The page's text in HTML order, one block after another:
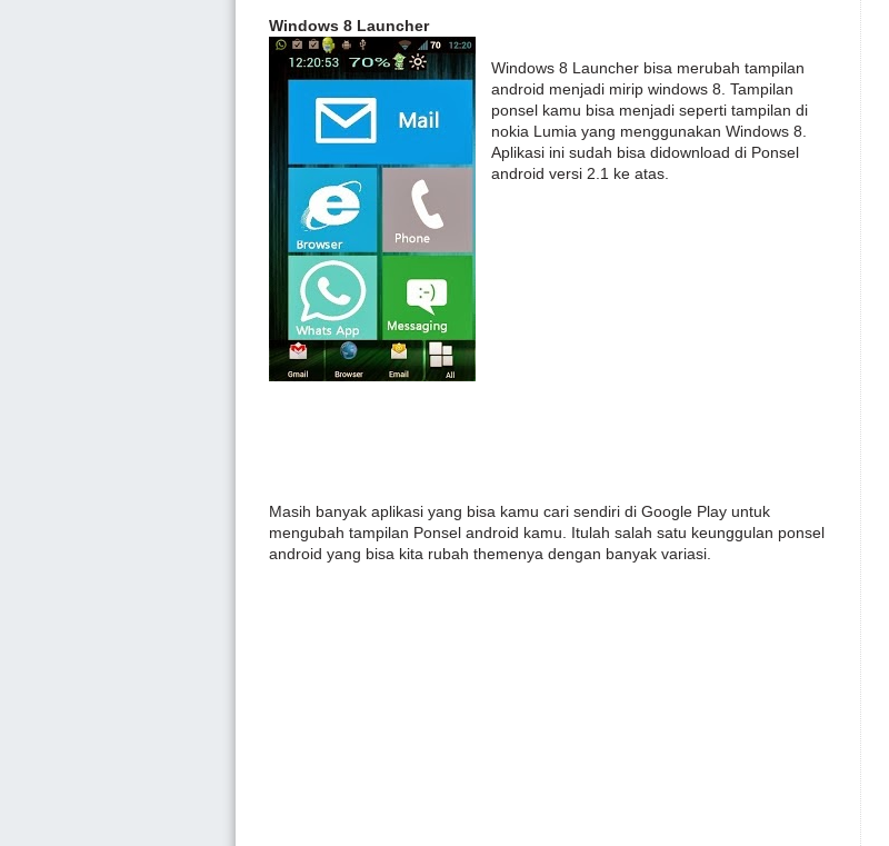
Windows 8 Launcher
Windows 8 Launcher bisa merubah tampilan
android menjadi mirip windows 8. Tampilan
ponsel kamu bisa menjadi seperti tampilan di
nokia Lumia yang menggunakan Windows 8.
Aplikasi ini sudah bisa didownload di Ponsel
android versi 2.1 ke atas.
Masih banyak aplikasi yang bisa kamu cari sendiri di Google Play untuk
mengubah tampilan Ponsel android kamu. Itulah salah satu keunggulan ponsel
android yang bisa kita rubah themenya dengan banyak variasi.